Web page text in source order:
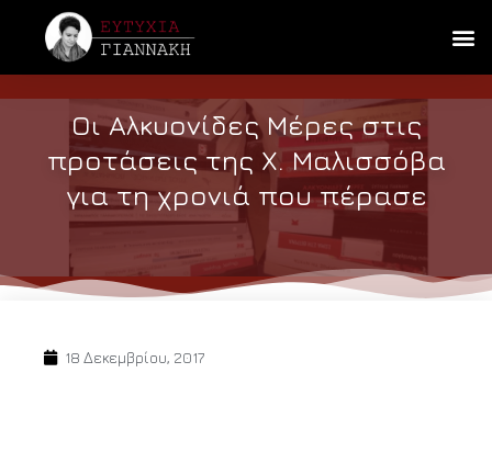
Οι Αλκυονίδες Μέρες στις
προτάσεις της Χ. Μαλισσόβα
για τη χρονιά που πέρασε
18 Δεκεμβρίου, 2017